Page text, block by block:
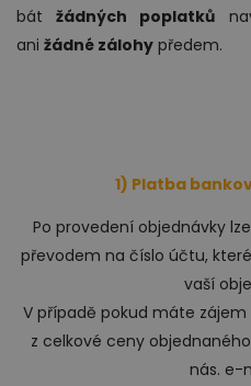
Dětský
bátžádných poplatků
ani žádné zálohy předem.
1) Platba
Po provedení objednávky
převodem na číslo účtu,
vaší
V případě pokud máte
z celkové ceny
nás. e-